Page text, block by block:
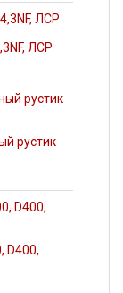
ЛСР
рустик
D400,